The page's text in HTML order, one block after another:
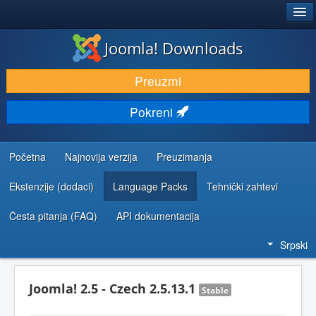
PREUZIMANJE I PROŠIRENJA (EKSTENZIJE)
OTKRIJTE I NAUČITE
ZAJEDNICA I PODRŠKA
RESURSI ZA RAZVOJ
Joomla! Downloads
Preuzmi
Pokreni
Početna Najnovija verzija Preuzimanja
Ekstenzije (dodaci) Language Packs Tehnički zahtevi
Česta pitanja (FAQ) API dokumentacija
Srpski
Joomla! 2.5 - Czech 2.5.13.1 Stable